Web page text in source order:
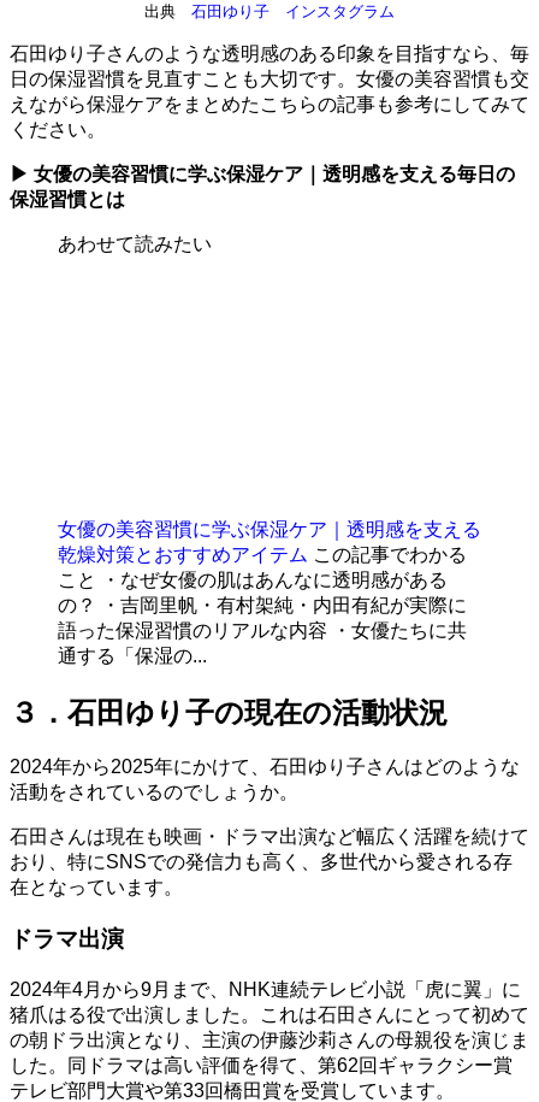
出典 石田ゆり子 インスタグラム
石田ゆり子さんのような透明感のある印象を目指すなら、毎
日の保湿習慣を見直すことも大切です。女優の美容習慣も交
えながら保湿ケアをまとめたこちらの記事も参考にしてみて
ください。
▶ 女優の美容習慣に学ぶ保湿ケア｜透明感を支える毎日の
保湿習慣とは
あわせて読みたい
女優の美容習慣に学ぶ保湿ケア｜透明感を支える
乾燥対策とおすすめアイテム この記事でわかる
こと ・なぜ女優の肌はあんなに透明感がある
の？ ・吉岡里帆・有村架純・内田有紀が実際に
語った保湿習慣のリアルな内容 ・女優たちに共
通する「保湿の...
３．石田ゆり子の現在の活動状況
2024年から2025年にかけて、石田ゆり子さんはどのような
活動をされているのでしょうか。
石田さんは現在も映画・ドラマ出演など幅広く活躍を続けて
おり、特にSNSでの発信力も高く、多世代から愛される存
在となっています。
ドラマ出演
2024年4月から9月まで、NHK連続テレビ小説「虎に翼」に
猪爪はる役で出演しました。これは石田さんにとって初めて
の朝ドラ出演となり、主演の伊藤沙莉さんの母親役を演じま
した。同ドラマは高い評価を得て、第62回ギャラクシー賞
テレビ部門大賞や第33回橋田賞を受賞しています。